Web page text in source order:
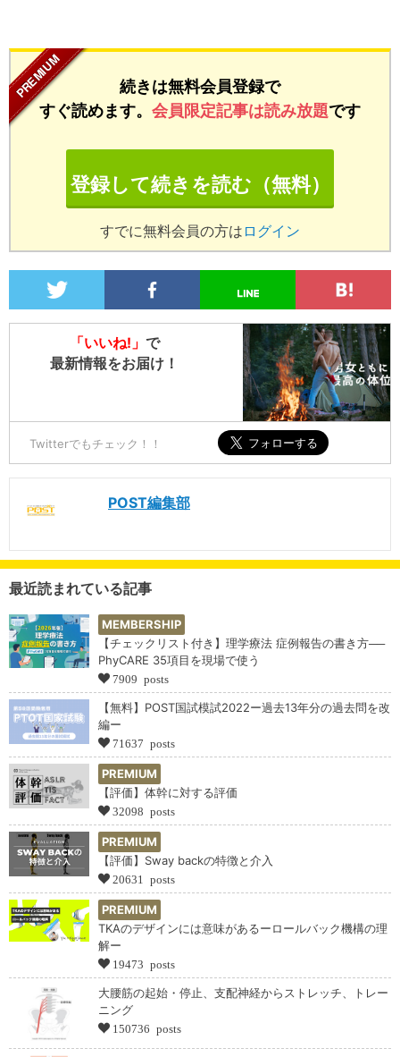
続きは無料会員登録で
すぐ読めます。 会員限定記事は読み放題です
登録して続きを読む（無料）
すでに無料会員の方は ログイン
「いいね!」 で
最新情報をお届け！
Twitterでもチェック！！
POST編集部
最近読まれている記事
MEMBERSHIP
【チェックリスト付き】理学療法 症例報告の書き方──
PhyCARE 35項目を現場で使う
7909 posts
【無料】POST国試模試2022ー過去13年分の過去問を改
編ー
71637 posts
PREMIUM
【評価】体幹に対する評価
32098 posts
PREMIUM
【評価】Sway backの特徴と介入
20631 posts
PREMIUM
TKAのデザインには意味があるーロールバック機構の理
解ー
19473 posts
大腰筋の起始・停止、支配神経からストレッチ、トレー
ニング
150736 posts